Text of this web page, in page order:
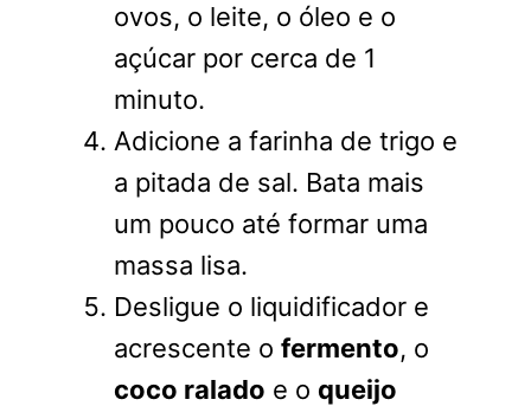
ovos, o leite, o óleo e o
açúcar por cerca de 1
minuto.
Adicione a farinha de trigo e
a pitada de sal. Bata mais
um pouco até formar uma
massa lisa.
Desligue o liquidificador e
acrescente o fermento, o
coco ralado e o queijo